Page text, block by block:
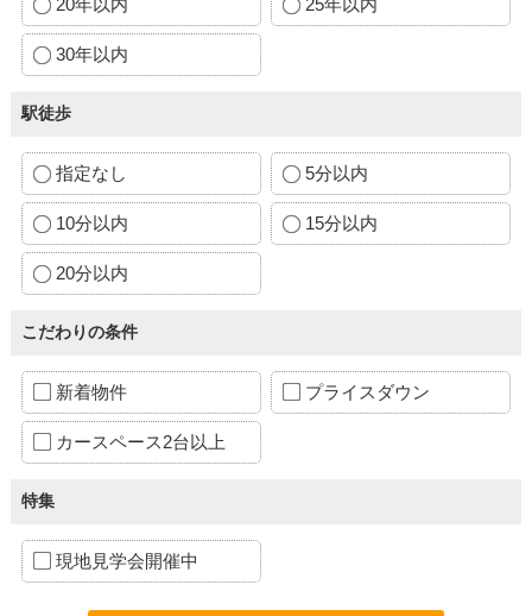
30年以内
駅徒歩
指定なし 5分以内
10分以内 15分以内
20分以内
こだわりの条件
新着物件 プライスダウン
カースペース2台以上
特集
現地見学会開催中